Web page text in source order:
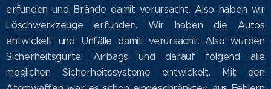
erfunden und Brände damit verursacht. Also haben wir
Löschwerkzeuge erfunden. Wir haben die Autos
entwickelt und Unfälle damit verursacht. Also wurden
Sicherheitsgurte, Airbags und darauf folgend alle
möglichen Sicherheitssysteme entwickelt. Mit den